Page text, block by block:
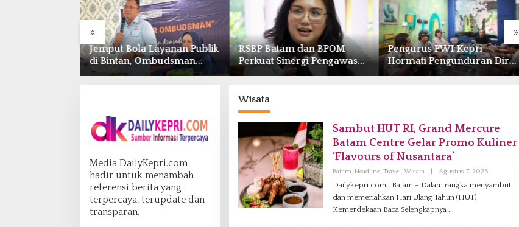
« »
RSBP Batam dan BPOM
Perkuat Sinergi Pengawasan
Distribusi Obat dan
Pengurus PWI Kepri
Hormati Pengunduran Diri
Anggota, Segera Koordinasi
Kasus Begal Ojol Batam
Terungkap, Tim Gabungan
Polda Kepri Bekuk Pelaku di
Media DailyKepri.com
hadir untuk menambah
referensi berita yang
terpercaya, terupdate dan
transparan.
Wisata
Sambut HUT RI, Grand Mercure
Batam Centre Gelar Promo Kuliner
‘Flavours of Nusantara’
Batam, Headline, Travel , Wisata Agustus 7, 2026O
E
Dailykepri.com | Batam – Dalam rangka menyambut
dan memeriahkan Hari Ulang Tahun (HUT)
Kemerdekaan Baca Selengkapnya